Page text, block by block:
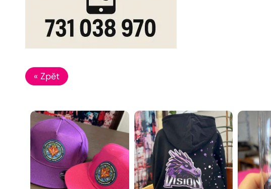
« Zpět